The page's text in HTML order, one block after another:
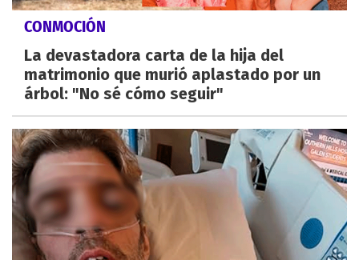
CONMOCIÓN
La devastadora carta de la hija del
matrimonio que murió aplastado por un
árbol: "No sé cómo seguir"